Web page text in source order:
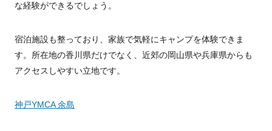
な経験ができるでしょう。
宿泊施設も整っており、家族で気軽にキャンプを体験できま
す。所在地の香川県だけでなく、近郊の岡山県や兵庫県からも
アクセスしやすい立地です。
神戸YMCA 余島